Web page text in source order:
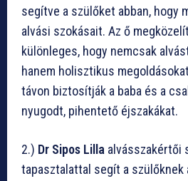
segítve a szülőket abban, hogy
alvási szokásait. Az ő
különleges, hogy nemcsak
hanem holisztikus
távon biztosítják a baba és a
nyugodt, pihentető éjszakákat.
2.) Dr Sipos Lilla alvásszakértői
tapasztalattal segít a szülőknek